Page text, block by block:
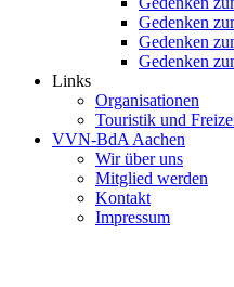
Gedenken
Gedenken
Gedenken
Links
Organisationen
Touristik und
VVN-BdA Aachen
Wir über uns
Mitglied werden
Kontakt
Impressum